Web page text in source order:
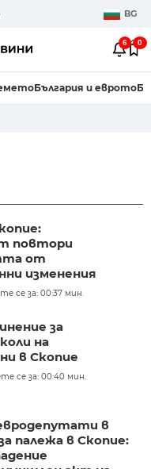
BG
6 0
България и еврото
повтори
от
изменения
се за: 00:37 мин.
за
на
в Скопие
се за: 00:40 мин.
в
палежа в Скопие: